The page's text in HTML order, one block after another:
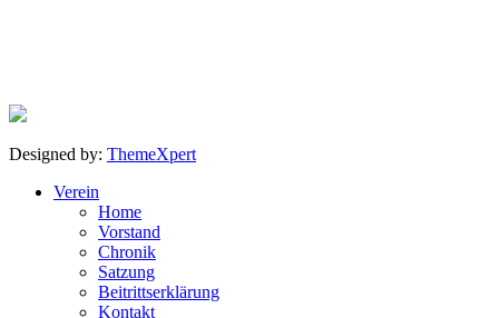
Designed by: ThemeXpert
Verein
Home
Vorstand
Chronik
Satzung
Beitrittserklärung
Kontakt